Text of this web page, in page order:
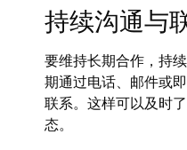
持续沟通与
要维持长期合作， 持
期通过电话、邮件或
联系。这样可以及时
态。